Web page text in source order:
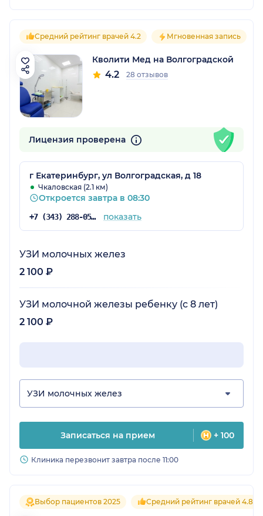
Средний рейтинг врачей 4.2 Мгновенная запись
Кволити Мед на Волгоградской
4.2 28 отзывов
Лицензия проверена
г Екатеринбург, ул Волгоградская, д 18
Чкаловская (2.1 км)
Откроется завтра в 08:30
+7 (343) 288-05-91 показать
УЗИ молочных желез
2 100 ₽
УЗИ молочной железы ребенку (с 8 лет)
2 100 ₽
УЗИ молочных желез
Записаться на прием + 100
Клиника перезвонит завтра после 11:00
Выбор пациентов 2025 Средний рейтинг врачей 4.8